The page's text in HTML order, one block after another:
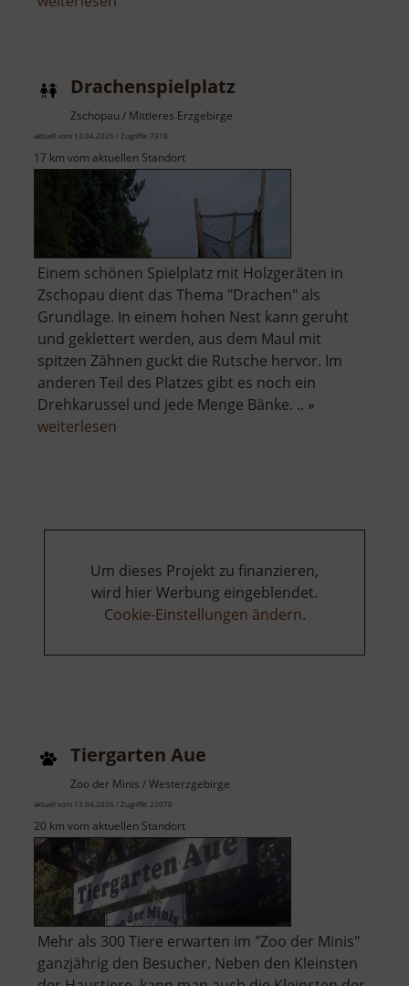
Lessingstraße
Drachenspielplatz
Zschopau / Mittleres Erzgebirge
aktuell vom 13.04.2026 / Zugriffe: 7318
17 km vom aktuellen Standort
Einem schönen Spielplatz mit Holzgeräten in
Zschopau dient das Thema "Drachen" als
Grundlage. In einem hohen Nest kann geruht
und geklettert werden, aus dem Maul mit
spitzen Zähnen guckt die Rutsche hervor. Im
anderen Teil des Platzes gibt es noch ein
Drehkarussel und jede Menge Bänke. .. »
weiterlesen
Um dieses Projekt zu finanzieren,
wird hier Werbung eingeblendet.
Cookie-Einstellungen ändern.
Tiergarten Aue
Zoo der Minis / Westerzgebirge
aktuell vom 13.04.2026 / Zugriffe: 22070
20 km vom aktuellen Standort
Mehr als 300 Tiere erwarten im "Zoo der Minis"
ganzjährig den Besucher. Neben den Kleinsten